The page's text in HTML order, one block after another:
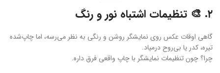
۲. 🎨 تنظیمات اشتباه نور و رنگ
گاهی اوقات عکس روی نمایشگر روشن و رنگی به نظر می‌رسه، اما چاپ‌شده
تیره، کدر یا بی‌روح درمیاد.
چرا؟ چون تنظیمات نمایشگر با چاپ واقعی فرق داره.